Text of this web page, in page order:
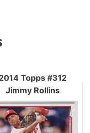
2014 Topps #312
Jimmy Rollins